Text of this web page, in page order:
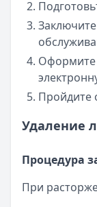
Оформите
Пройдите
Удаление
Процедура
При